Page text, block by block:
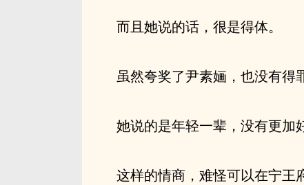
而且她说的话，很是得体。
虽然夸奖了尹素婳，也没有得
她说的是年轻一辈，没有更加
这样的情商，难怪可以在宁王